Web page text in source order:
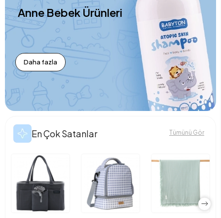
Anne Bebek Ürünleri
Daha fazla
En Çok Satanlar Tümünü Gör